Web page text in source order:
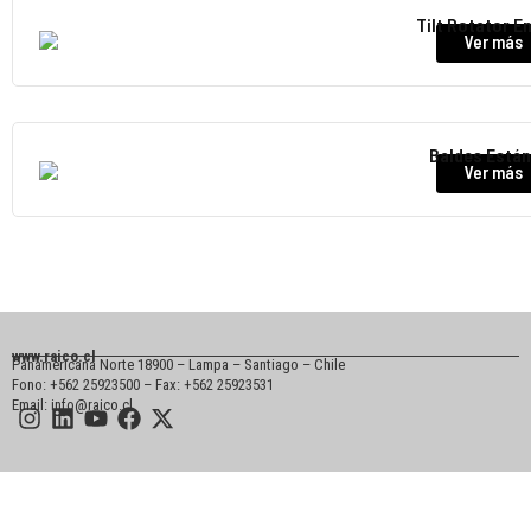
Tilt Rotator
Ver más
Baldes
Ver más
www.raico.cl
Panamericana Norte 18900 – Lampa – Santiago – Chile
Fono: +562 25923500 – Fax: +562 25923531
Email: info@raico.cl